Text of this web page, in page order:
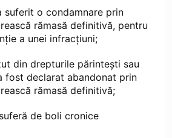
suferit o condamnare prin
rămasă definitivă, pentru
a unei infracţiuni;
din drepturile părinteşti sau
fost declarat abandonat prin
rămasă definitivă;
de boli cronice